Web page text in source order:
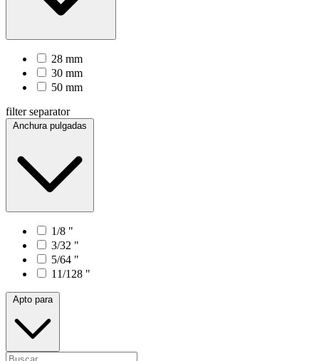
28 mm
30 mm
50 mm
filter separator
Anchura pulgadas
1/8 "
3/32 "
5/64 "
11/128 "
Apto para